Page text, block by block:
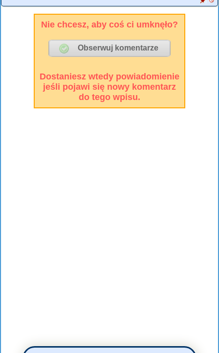
Nie chcesz, aby coś ci umknęło?
Dostaniesz wtedy powiadomienie
jeśli pojawi się nowy komentarz
do tego wpisu.